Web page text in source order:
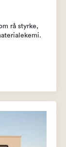
rå styrke,